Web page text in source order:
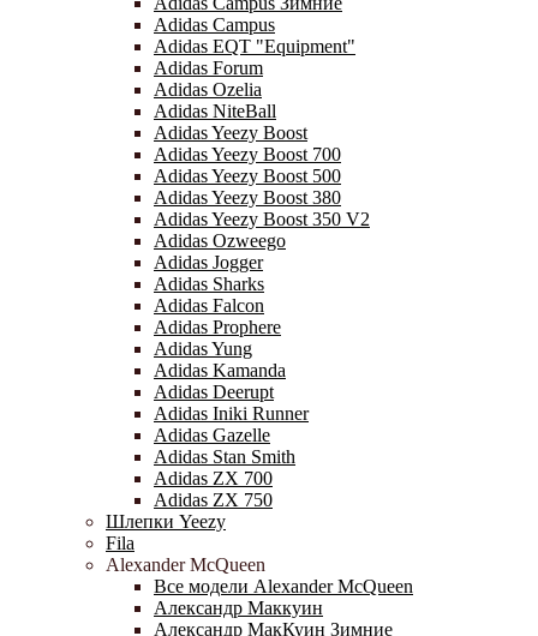
Adidas Campus
Adidas EQT "Equipment"
Adidas Forum
Adidas Ozelia
Adidas NiteBall
Adidas Yeezy Boost
Adidas Yeezy Boost 700
Adidas Yeezy Boost 500
Adidas Yeezy Boost 380
Adidas Yeezy Boost 350 V2
Adidas Ozweego
Adidas Jogger
Adidas Sharks
Adidas Falcon
Adidas Prophere
Adidas Yung
Adidas Kamanda
Adidas Deerupt
Adidas Iniki Runner
Adidas Gazelle
Adidas Stan Smith
Adidas ZX 700
Adidas ZX 750
Шлепки Yeezy
Fila
Alexander McQueen
Все модели Alexander McQueen
Александр Маккуин
Александр МакКуин Зимние